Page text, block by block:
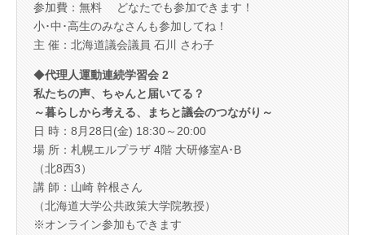
参加費：無料 どなたでも参加できます！
小･中･高生のみなさんも参加してね！
主 催：北海道議会議員 石川 さわ子
◆代理人運動連続学習会 2
私たちの声、ちゃんと届いてる？
～暮らしから考える、まちと議会のつながり～
日 時：8月28日(金) 18:30～20:00
場 所：札幌エルプラザ 4階 大研修室A･B
（北8西3）
講 師：山崎 幹根さん
（北海道大学公共政策大学院教授）
※オンライン参加もできます